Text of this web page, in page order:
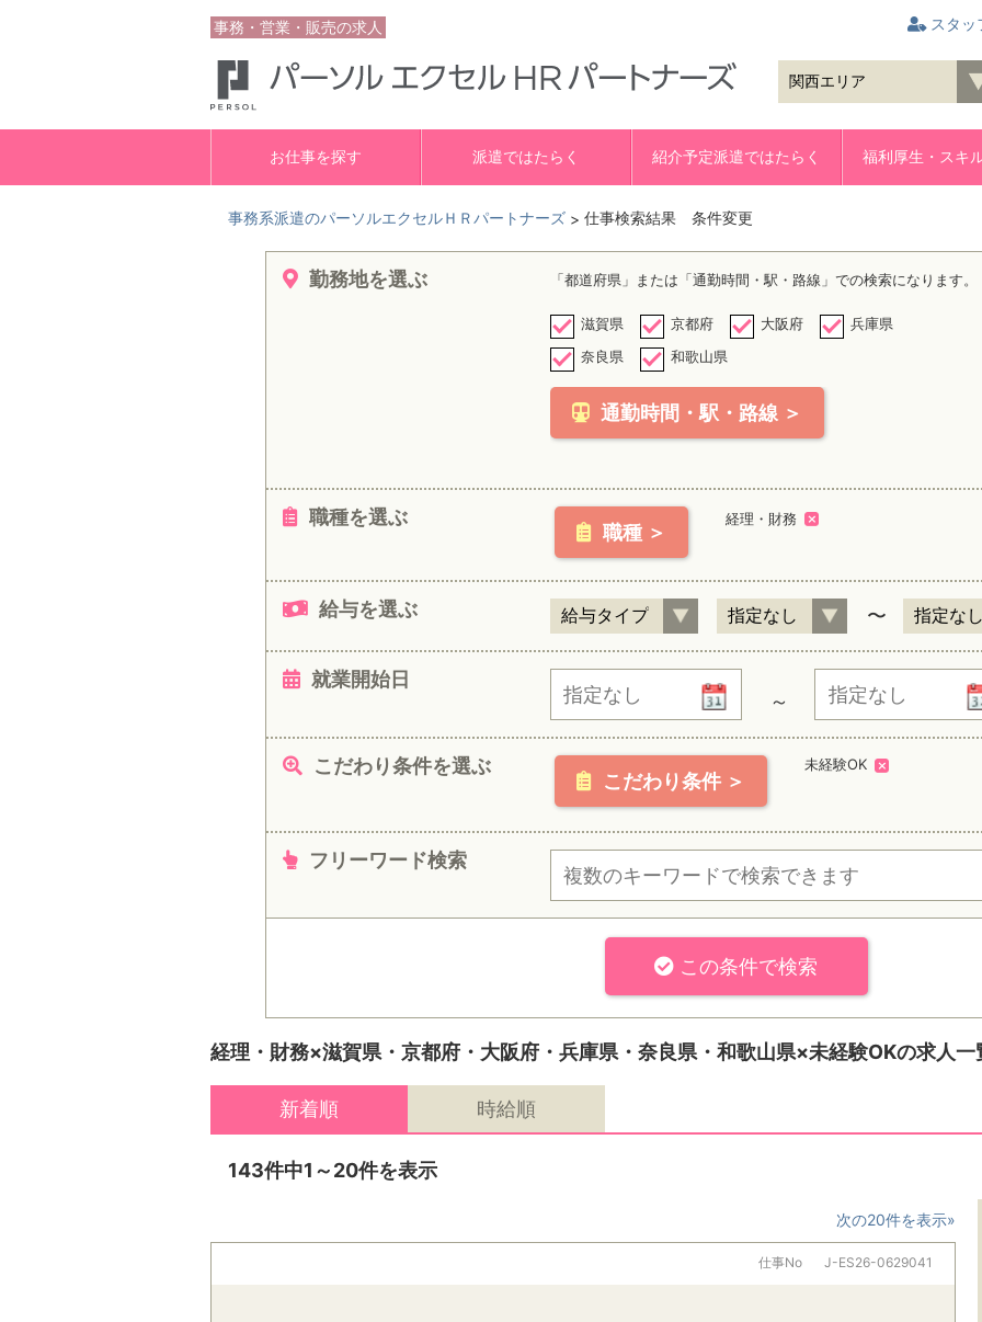
事務・営業・販売の求人 スタッ
お仕事を探す 派遣ではたらく 紹介予定派遣ではたらく 福利厚生・スキ
事務系派遣のパーソルエクセルＨＲパートナーズ > 仕事検索結果 条件変更
勤務地を選ぶ 「都道府県」または「通勤時間・駅・路線」での検索になります。
滋賀県 京都府 大阪府
兵庫県
奈良県
和歌山県
通勤時間・駅・路線 ＞
職種を選ぶ
職種 ＞
経理・財務
給与を選ぶ 〜
就業開始日
～
こだわり条件を選ぶ
こだわり条件 ＞
未経験OK
フリーワード検索
この条件で検索
経理・財務×滋賀県・京都府・大阪府・兵庫県・奈良県・和歌山県×未経験OKの求人一
新着順 時給順
143件中1～20件を表示
次の20件を表示»
仕事No J-ES26-0629041